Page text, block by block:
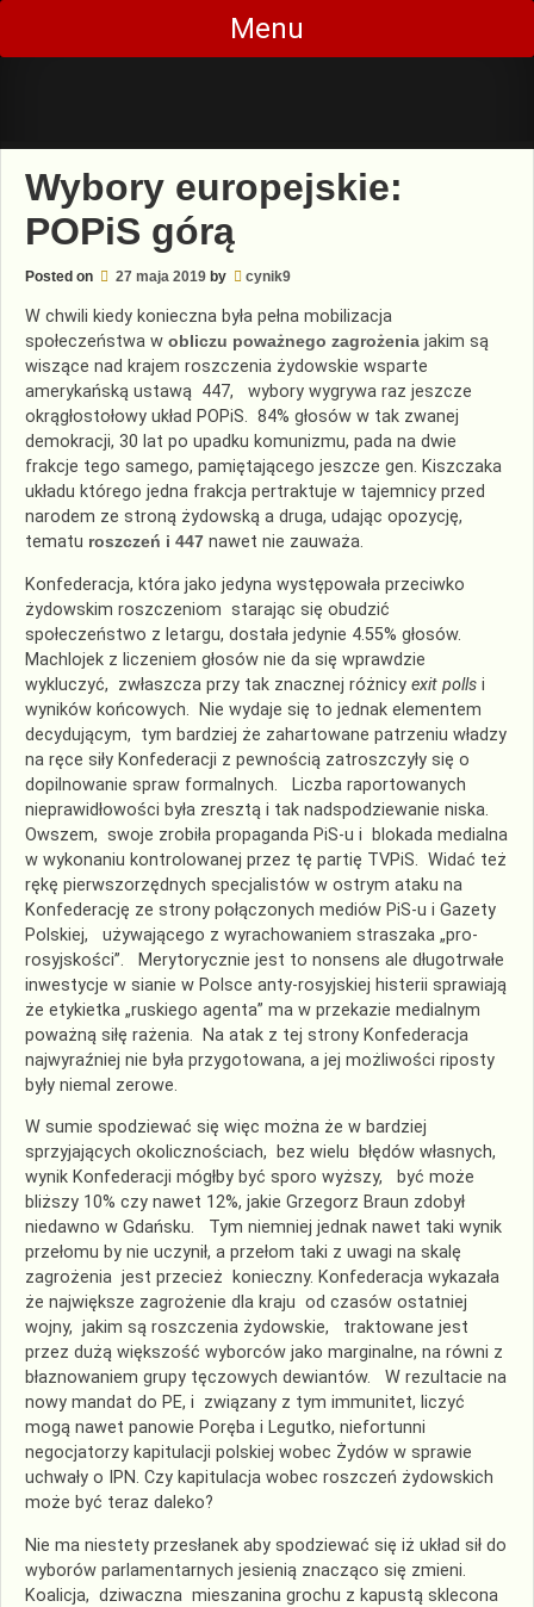
Skip
content
Menu
Wybory europejskie:
POPiS górą
Posted on 27 maja 2019 by cynik9
W chwili kiedy konieczna była pełna mobilizacja
społeczeństwa w obliczu poważnego zagrożenia jakim są
wiszące nad krajem roszczenia żydowskie wsparte
amerykańską ustawą 447, wybory wygrywa raz jeszcze
okrągłostołowy układ POPiS. 84% głosów w tak zwanej
demokracji, 30 lat po upadku komunizmu, pada na dwie
frakcje tego samego, pamiętającego jeszcze gen. Kiszczaka
układu którego jedna frakcja pertraktuje w tajemnicy przed
narodem ze stroną żydowską a druga, udając opozycję,
tematu roszczeń i 447 nawet nie zauważa.
Konfederacja, która jako jedyna występowała przeciwko
żydowskim roszczeniom starając się obudzić
społeczeństwo z letargu, dostała jedynie 4.55% głosów.
Machlojek z liczeniem głosów nie da się wprawdzie
wykluczyć, zwłaszcza przy tak znacznej różnicy exit polls i
wyników końcowych. Nie wydaje się to jednak elementem
decydującym, tym bardziej że zahartowane patrzeniu władzy
na ręce siły Konfederacji z pewnością zatroszczyły się o
dopilnowanie spraw formalnych. Liczba raportowanych
nieprawidłowości była zresztą i tak nadspodziewanie niska.
Owszem, swoje zrobiła propaganda PiS-u i blokada medialna
w wykonaniu kontrolowanej przez tę partię TVPiS. Widać też
rękę pierwszorzędnych specjalistów w ostrym ataku na
Konfederację ze strony połączonych mediów PiS-u i Gazety
Polskiej, używającego z wyrachowaniem straszaka „pro-
rosyjskości”. Merytorycznie jest to nonsens ale długotrwałe
inwestycje w sianie w Polsce anty-rosyjskiej histerii sprawiają
że etykietka „ruskiego agenta” ma w przekazie medialnym
poważną siłę rażenia. Na atak z tej strony Konfederacja
najwyraźniej nie była przygotowana, a jej możliwości riposty
były niemal zerowe.
W sumie spodziewać się więc można że w bardziej
sprzyjających okolicznościach, bez wielu błędów własnych,
wynik Konfederacji mógłby być sporo wyższy, być może
bliższy 10% czy nawet 12%, jakie Grzegorz Braun zdobył
niedawno w Gdańsku. Tym niemniej jednak nawet taki wynik
przełomu by nie uczynił, a przełom taki z uwagi na skalę
zagrożenia jest przecież konieczny. Konfederacja wykazała
że największe zagrożenie dla kraju od czasów ostatniej
wojny, jakim są roszczenia żydowskie, traktowane jest
przez dużą większość wyborców jako marginalne, na równi z
błaznowaniem grupy tęczowych dewiantów. W rezultacie na
nowy mandat do PE, i związany z tym immunitet, liczyć
mogą nawet panowie Poręba i Legutko, niefortunni
negocjatorzy kapitulacji polskiej wobec Żydów w sprawie
uchwały o IPN. Czy kapitulacja wobec roszczeń żydowskich
może być teraz daleko?
Nie ma niestety przesłanek aby spodziewać się iż układ sił do
wyborów parlamentarnych jesienią znacząco się zmieni.
Koalicja, dziwaczna mieszanina grochu z kapustą sklecona